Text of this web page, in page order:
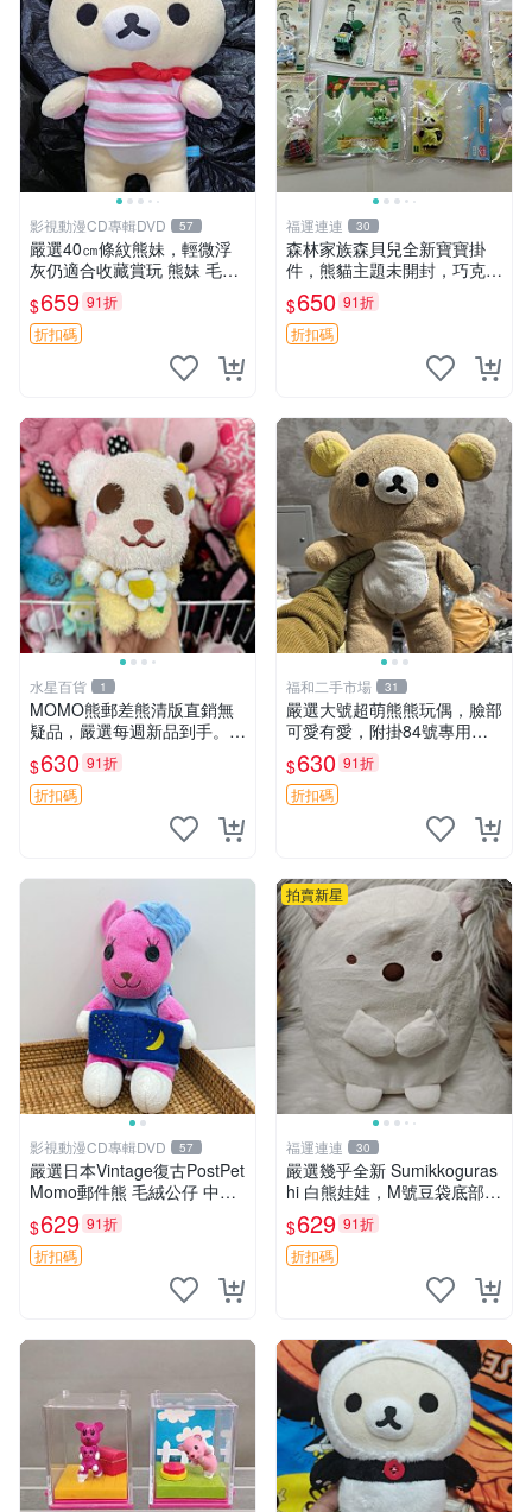
影視動漫CD專輯DVD 57
嚴選40㎝條紋熊妹，輕微浮
灰仍適合收藏賞玩 熊妹 毛絨
玩具 浮雕熊
$659 91折
折扣碼
福運連連 30
森林家族森貝兒全新寶寶掛
件，熊貓主題未開封，巧克力
兔牛奶兔郁金香兔貓吉娃娃嚴
選，適合收藏 熊貓 森林 寶寶
$650 91折
折扣碼
水星百貨 1
MOMO熊郵差熊清版直銷無
疑品，嚴選每週新品到手。紅
薯啵啵鮮果間 郵差熊 清版 紅
薯啵啵間
$630 91折
折扣碼
福和二手市場 31
嚴選大號超萌熊熊玩偶，臉部
可愛有愛，附掛84號專用
袋，適合收藏與送禮 寶寶熊
玩具 熊抱枕
$630 91折
折扣碼
影視動漫CD專輯DVD 57
嚴選日本Vintage復古PostPet
Momo郵件熊 毛絨公仔 中古
玩偶 快遞包到 默認次日達 po
stpet momo 玩具 玩偶
$629 91折
折扣碼
拍賣新星
福運連連 30
嚴選幾乎全新 Sumikkoguras
hi 白熊娃娃，M號豆袋底部，
穩固不易倒，毛絨布標附贈，
極致軟糯手感，精工細作值得
典藏，尺寸24cm，收藏佳品
$629 91折
折扣碼